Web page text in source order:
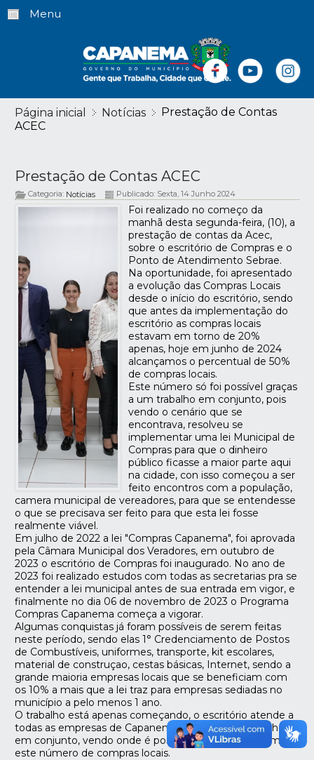
Menu
Página inicial Notícias
Prestação de Contas
ACEC
Prestação de Contas ACEC
Categoria: Notícias Publicado: Sexta, 14 Junho 2024
Foi realizado no começo da
manhã desta segunda-feira, (10), a
prestação de contas da Acec,
sobre o escritório de Compras e o
Ponto de Atendimento Sebrae.
Na oportunidade, foi apresentado
a evolução das Compras Locais
desde o início do escritório, sendo
que antes da implementação do
escritório as compras locais
estavam em torno de 20%
apenas, hoje em junho de 2024
alcançamos o percentual de 50%
de compras locais.
Este número só foi possível graças
a um trabalho em conjunto, pois
vendo o cenário que se
encontrava, resolveu se
implementar uma lei Municipal de
Compras para que o dinheiro
público ficasse a maior parte aqui
na cidade, con isso começou a ser
feito encontros com a população,
camera municipal de vereadores, para que se entendesse
o que se precisava ser feito para que esta lei fosse
realmente viável.
Em julho de 2022 a lei "Compras Capanema", foi aprovada
pela Câmara Municipal dos Veradores, em outubro de
2023 o escritório de Compras foi inaugurado. No ano de
2023 foi realizado estudos com todas as secretarias pra se
entender a lei municipal antes de sua entrada em vigor, e
finalmente no dia 06 de novembro de 2023 o Programa
Compras Capanema começa a vigorar.
Algumas conquistas já foram possíveis de serem feitas
neste período, sendo elas 1° Credenciamento de Postos
de Combustíveis, uniformes, transporte, kit escolares,
material de construçao, cestas básicas, Internet, sendo a
grande maioria empresas locais que se beneficiam com
os 10% a mais que a lei traz para empresas sediadas no
município a pelo menos 1 ano.
O trabalho está apenas começando, o escritório atende a
todas as empresas de Capanema, fazendo um trabalho
em conjunto, vendo onde é possível melhorar ainda mais
este número de compras locais.